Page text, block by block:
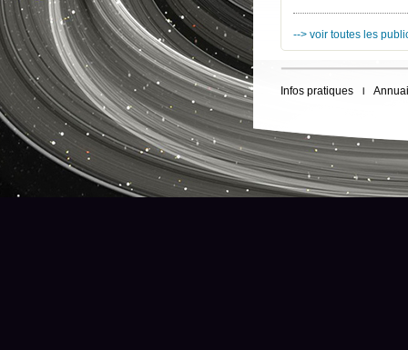
--> voir toutes les
Infos pratiques